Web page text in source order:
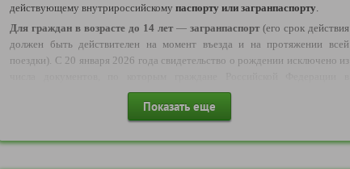
действующему внутрироссийскому паспорту или загранпаспорту
Для граждан в возрасте до 14 лет — загранпаспорт (его срок действия
должен быть действителен на момент въезда и на протяжении всей
поездки). С 20 января 2026 года свидетельство о рождении исключено из
возрасте до 14 лет могут осуществлять выезд в Беларусь
Свидетельство о рождении исключено
Показать еще